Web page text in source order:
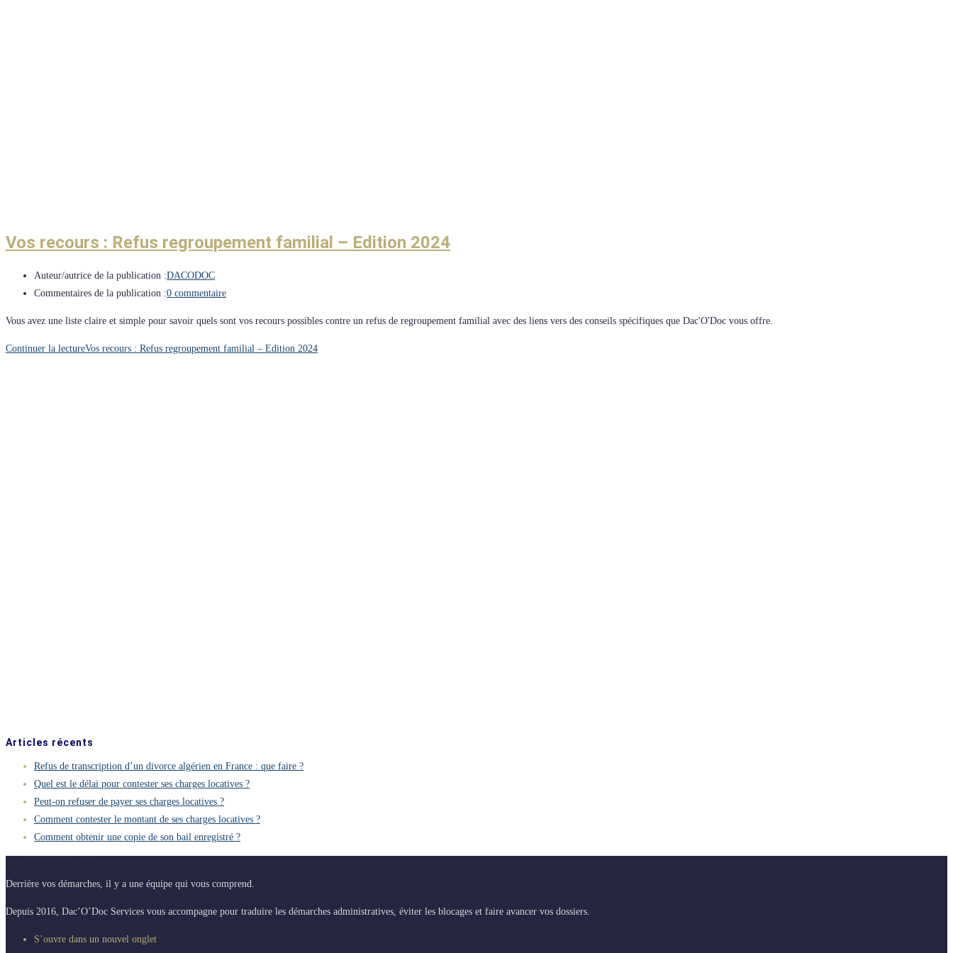
Vos recours : Refus regroupement familial – Edition 2024
Auteur/autrice de la publication :DACODOC
Commentaires de la publication :0 commentaire
Vous avez une liste claire et simple pour savoir quels sont vos recours possibles contre un refus de regroupement familial avec des liens vers des conseils spécifiques que Dac'O'Doc vous offre.
Continuer la lectureVos recours : Refus regroupement familial – Edition 2024
Articles récents
Refus de transcription d’un divorce algérien en France : que faire ?
Quel est le délai pour contester ses charges locatives ?
Peut-on refuser de payer ses charges locatives ?
Comment contester le montant de ses charges locatives ?
Comment obtenir une copie de son bail enregistré ?
Derrière vos démarches, il y a une équipe qui vous comprend.
Depuis 2016, Dac’O’Doc Services vous accompagne pour traduire les démarches administratives, éviter les blocages et faire avancer vos dossiers.
S’ouvre dans un nouvel onglet